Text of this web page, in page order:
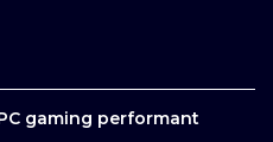
gaming performant